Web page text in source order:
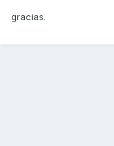
gracias.